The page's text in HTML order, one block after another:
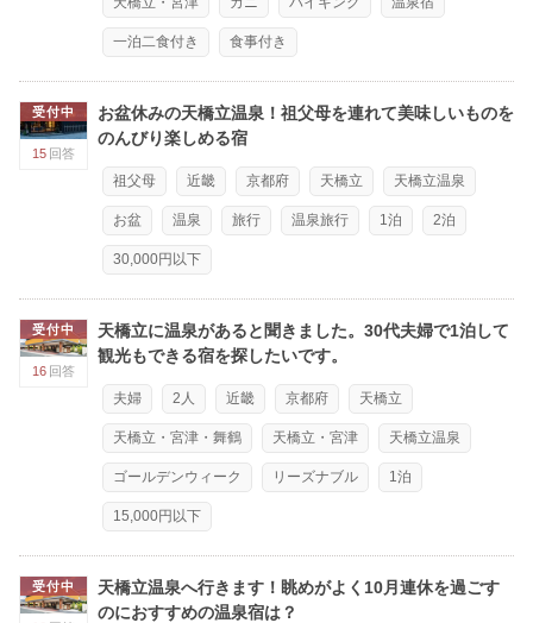
一泊二食付き 食事付き
受付中
15 回答
お盆休みの天橋立温泉！祖父母を連れて美味しいものを
のんびり楽しめる宿
祖父母 近畿 京都府 天橋立 天橋立温泉
お盆 温泉 旅行 温泉旅行 1泊 2泊
30,000円以下
受付中
16 回答
天橋立に温泉があると聞きました。30代夫婦で1泊して
観光もできる宿を探したいです。
夫婦 2人 近畿 京都府 天橋立
天橋立・宮津・舞鶴 天橋立・宮津 天橋立温泉
ゴールデンウィーク リーズナブル 1泊
15,000円以下
受付中
天橋立温泉へ行きます！眺めがよく10月連休を過ごす
のにおすすめの温泉宿は？